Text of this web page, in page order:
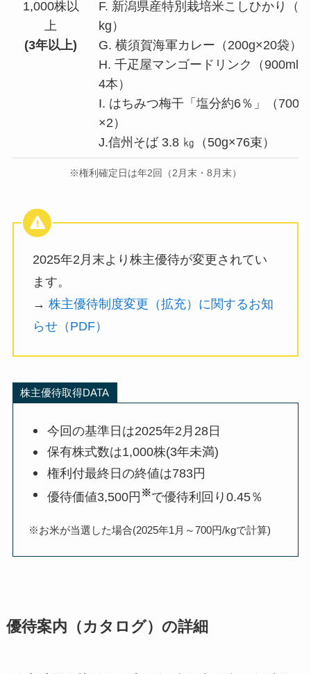
1,000株以
上
(3年以上)
F. 新潟県産特別栽培米こしひかり（8
kg）
G. 横須賀海軍カレー（200g×20袋）
H. 千疋屋マンゴードリンク（900ml×
4本）
I. はちみつ梅干「塩分約6％」（700g
×2）
J.信州そば 3.8 ㎏（50g×76束）
※権利確定日は年2回（2月末・8月末）
2025年2月末より株主優待が変更されてい
ます。
→ 株主優待制度変更（拡充）に関するお知
らせ（PDF）
株主優待取得DATA
今回の基準日は2025年2月28日
保有株式数は1,000株(3年未満)
権利付最終日の終値は783円
優待価値3,500円 ※で優待利回り0.45％
※お米が当選した場合(2025年1月～700円/kgで計算)
優待案内（カタログ）の詳細